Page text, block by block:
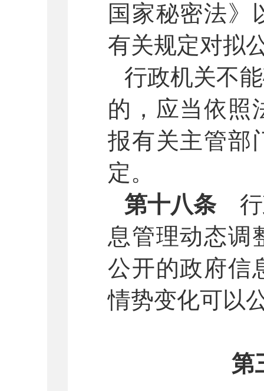
国家秘密法》
有关规定对拟
行政机关不
的，应当依照
报有关主管部
定。
第十八条行
息管理动态调
公开的政府信
情势变化可以
第